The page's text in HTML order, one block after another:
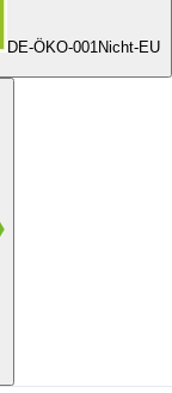
DE-ÖKO-001Nicht-EU